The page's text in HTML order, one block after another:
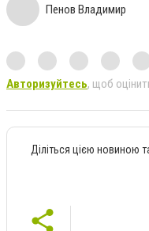
Пенов Владимир
Авторизуйтесь, щоб
Діліться цією новиною